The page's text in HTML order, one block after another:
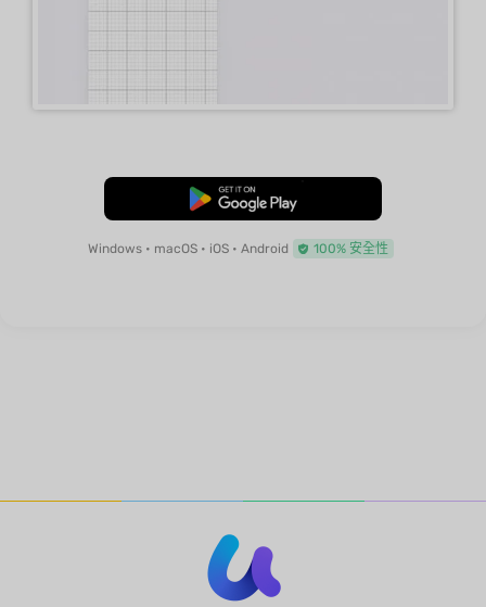
免費下載
Windows • macOS • iOS • Android 100% 安全性